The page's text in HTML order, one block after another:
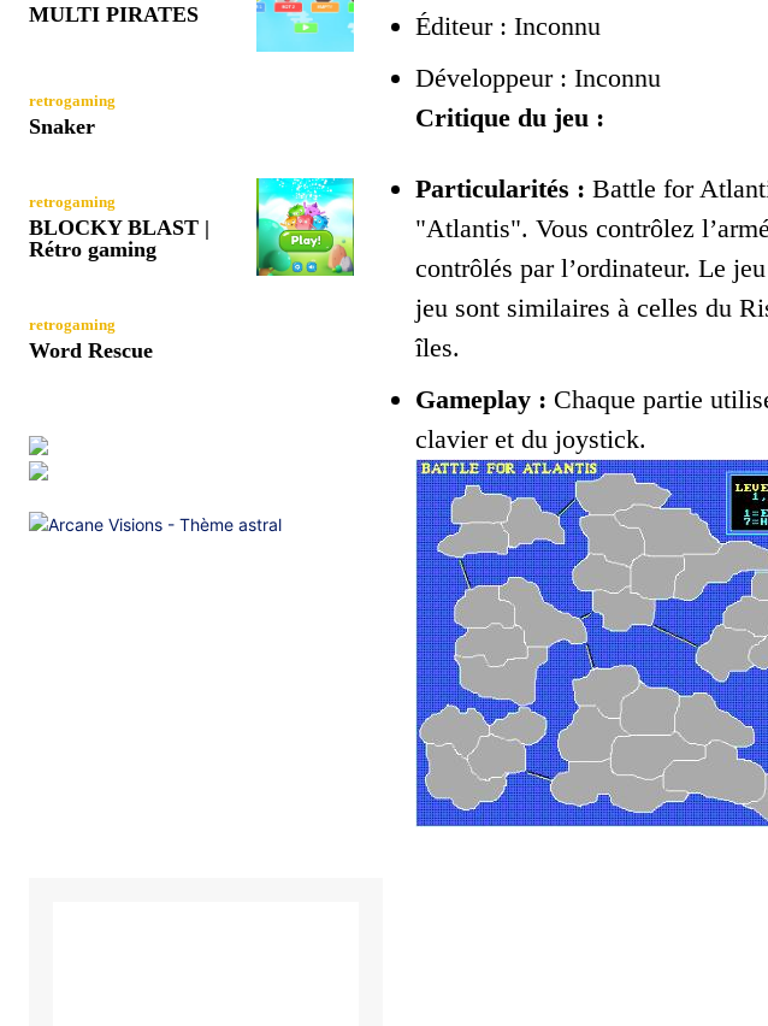
MULTI PIRATES
retrogaming
Snaker
retrogaming
BLOCKY BLAST |
Rétro gaming
retrogaming
Word Rescue
Éditeur : Inconnu
Développeur : Inconnu
Critique du jeu :
Particularités : Battle for
"Atlantis". Vous contrôlez
contrôlés par l’ordinateur. Le
jeu sont similaires à celles du
îles.
Gameplay : Chaque partie
clavier et du joystick.